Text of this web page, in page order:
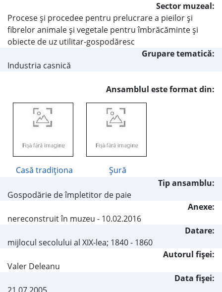
Sector muzeal:
Procese şi procedee pentru prelucrare a pieilor şi
fibrelor animale şi vegetale pentru îmbrăcăminte şi
obiecte de uz utilitar-gospodăresc
Grupare tematică:
Industria casnică
Ansamblul este format din:
Casă tradiţiona
Şură
Tip ansamblu:
Gospodărie de împletitor de paie
Anexe:
nereconstruit în muzeu - 10.02.2016
Datare:
mijlocul secolului al XIX-lea; 1840 - 1860
Autorul fişei:
Valer Deleanu
Data fișei: